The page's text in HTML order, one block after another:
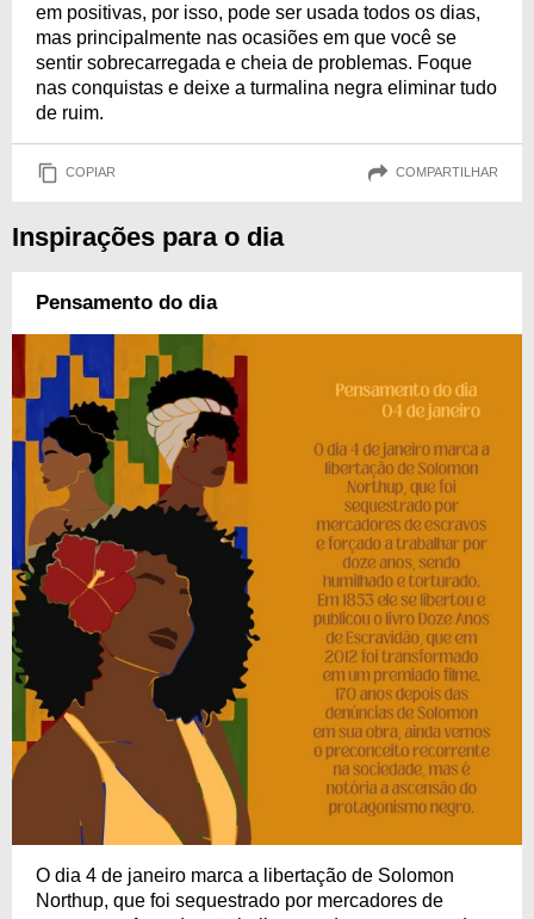
em positivas, por isso, pode ser usada todos os dias,
mas principalmente nas ocasiões em que você se
sentir sobrecarregada e cheia de problemas. Foque
nas conquistas e deixe a turmalina negra eliminar tudo
de ruim.
COPIAR COMPARTILHAR
Inspirações para o dia
Pensamento do dia
O dia 4 de janeiro marca a libertação de Solomon
Northup, que foi sequestrado por mercadores de